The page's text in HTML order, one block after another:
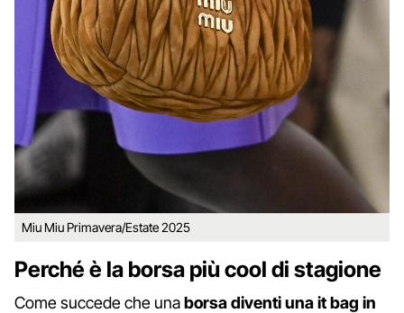
Miu Miu Primavera/Estate 2025
Perché è la borsa più cool di stagione
Come succede che unaborsa diventi una it bag in